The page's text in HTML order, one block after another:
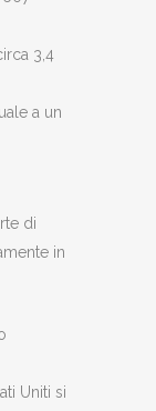
3,4
a un
di
in
Uniti si